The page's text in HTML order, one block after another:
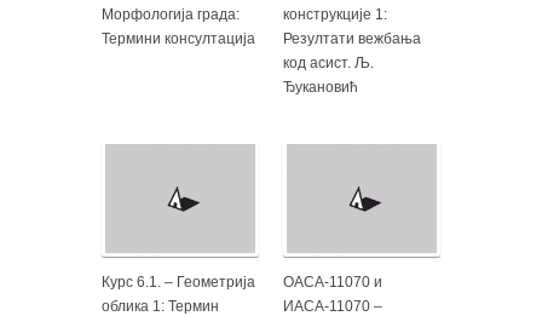
Морфологија града:
Термини консултација
конструкције 1:
Резултати вежбања
код асист. Љ.
Ђукановић
Курс 6.1. – Геометрија
облика 1: Термин
ОАСА-11070 и
ИАСА-11070 –